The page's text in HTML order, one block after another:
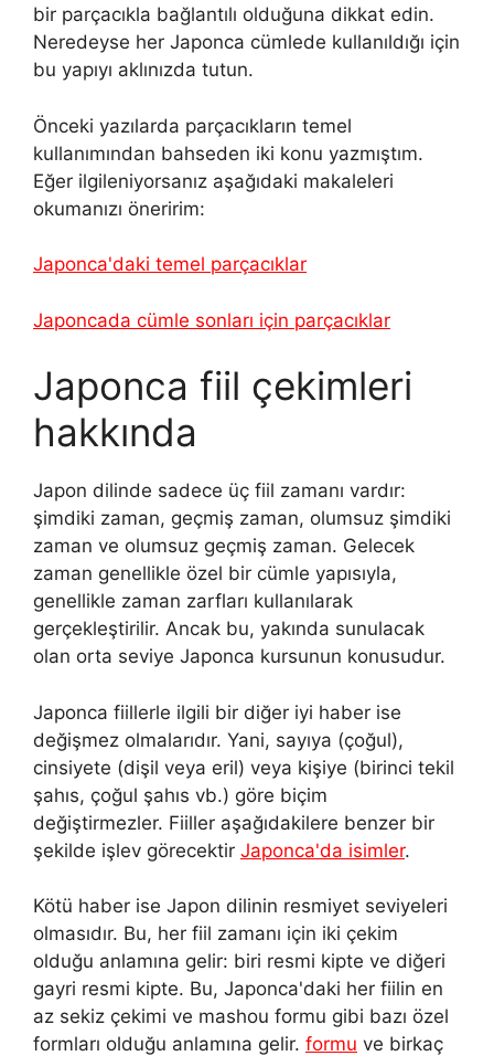
bir parçacıkla bağlantılı olduğuna dikkat edin.
Neredeyse her Japonca cümlede kullanıldığı için
bu yapıyı aklınızda tutun.
Önceki yazılarda parçacıkların temel
kullanımından bahseden iki konu yazmıştım.
Eğer ilgileniyorsanız aşağıdaki makaleleri
okumanızı öneririm:
Japonca'daki temel parçacıklar
Japoncada cümle sonları için parçacıklar
Japonca fiil çekimleri
hakkında
Japon dilinde sadece üç fiil zamanı vardır:
şimdiki zaman, geçmiş zaman, olumsuz şimdiki
zaman ve olumsuz geçmiş zaman. Gelecek
zaman genellikle özel bir cümle yapısıyla,
genellikle zaman zarfları kullanılarak
gerçekleştirilir. Ancak bu, yakında sunulacak
olan orta seviye Japonca kursunun konusudur.
Japonca fiillerle ilgili bir diğer iyi haber ise
değişmez olmalarıdır. Yani, sayıya (çoğul),
cinsiyete (dişil veya eril) veya kişiye (birinci tekil
şahıs, çoğul şahıs vb.) göre biçim
değiştirmezler. Fiiller aşağıdakilere benzer bir
şekilde işlev görecektir Japonca'da isimler.
Kötü haber ise Japon dilinin resmiyet seviyeleri
olmasıdır. Bu, her fiil zamanı için iki çekim
olduğu anlamına gelir: biri resmi kipte ve diğeri
gayri resmi kipte. Bu, Japonca'daki her fiilin en
az sekiz çekimi ve mashou formu gibi bazı özel
formları olduğu anlamına gelir. formu ve birkaç